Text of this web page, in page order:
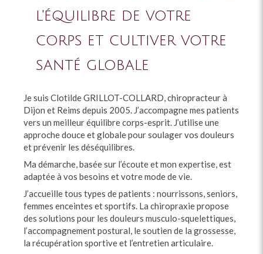
l'équilibre de votre
corps et cultiver votre
santé globale
Je suis Clotilde GRILLOT-COLLARD, chiropracteur à
Dijon et Reims depuis 2005. J’accompagne mes patients
vers un meilleur équilibre corps-esprit. J’utilise une
approche douce et globale pour soulager vos douleurs
et prévenir les déséquilibres.
Ma démarche, basée sur l’écoute et mon expertise, est
adaptée à vos besoins et votre mode de vie.
J’accueille tous types de patients : nourrissons, seniors,
femmes enceintes et sportifs. La chiropraxie propose
des solutions pour les douleurs musculo-squelettiques,
l’accompagnement postural, le soutien de la grossesse,
la récupération sportive et l’entretien articulaire.